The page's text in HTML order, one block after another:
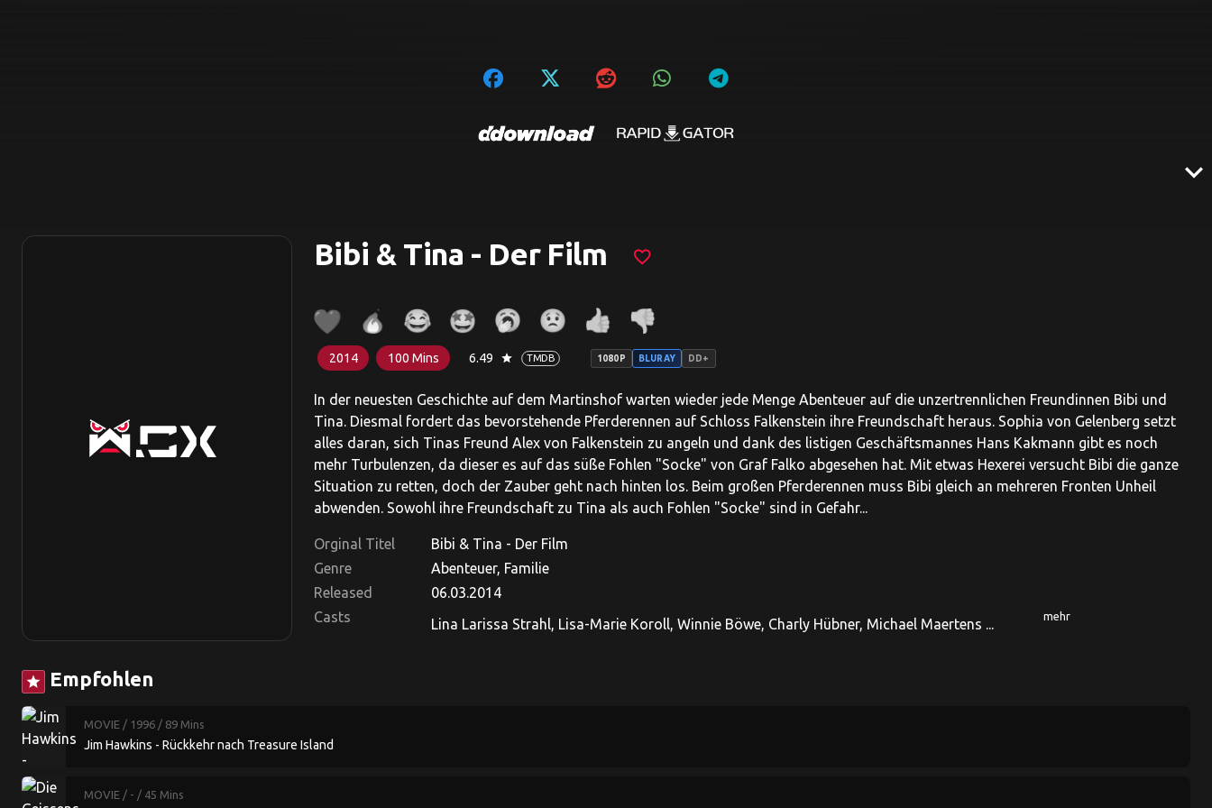
expand_more
Bibi & Tina - Der Film favorite_border
2014 100 Mins 6.49 star TMDB 1080P BLURAY DD+
In der neuesten Geschichte auf dem Martinshof warten wieder jede Menge Abenteuer auf die unzertrennlichen Freundinnen Bibi und
Tina. Diesmal fordert das bevorstehende Pferderennen auf Schloss Falkenstein ihre Freundschaft heraus. Sophia von Gelenberg setzt
alles daran, sich Tinas Freund Alex von Falkenstein zu angeln und dank des listigen Geschäftsmannes Hans Kakmann gibt es noch
mehr Turbulenzen, da dieser es auf das süße Fohlen "Socke" von Graf Falko abgesehen hat. Mit etwas Hexerei versucht Bibi die ganze
Situation zu retten, doch der Zauber geht nach hinten los. Beim großen Pferderennen muss Bibi gleich an mehreren Fronten Unheil
abwenden. Sowohl ihre Freundschaft zu Tina als auch Fohlen "Socke" sind in Gefahr...
Orginal Titel
Bibi & Tina - Der Film
Genre
Abenteuer, Familie
Released
06.03.2014
Casts
Lina Larissa Strahl, Lisa-Marie Koroll, Winnie Böwe, Charly Hübner, Michael Maertens ...
mehr
star Empfohlen
MOVIE / 1996 / 89 Mins
Jim Hawkins - Rückkehr nach Treasure Island
MOVIE / - / 45 Mins